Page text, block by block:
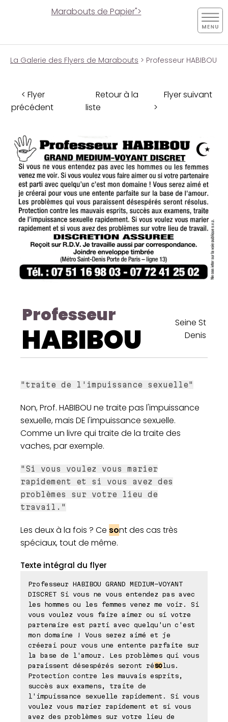
Marabouts de Papier">
La Galerie des Flyers de Marabouts > Professeur HABIBOU
< Flyer
précédent
Retour à la
liste
Flyer suivant
>
Professeur
HABIBOU
Seine St
Denis
"traite de l'impuissance sexuelle"
Non, Prof. HABIBOU ne traite pas l'impuissance
sexuelle, mais DE l'impuissance sexuelle.
Comme un livre qui traite de la traite des
vaches, par exemple.
"Si vous voulez vous marier
rapidement et si vous avez des
problèmes sur votre lieu de
travail."
Les deux à la fois ? Ce sont des cas très
spéciaux, tout de même.
Texte intégral du flyer
Professeur HABIBOU GRAND MEDIUM-VOYANT
DISCRET Si vous ne vous entendez pas avec
les hommes ou les femmes venez me voir. Si
vous voulez vous faire aimer ou si votre
partenaire est parti avec quelqu'un c'est
mon domaine ! Vous serez aimé et je
créerai pour vous une entente parfaite sur
la base de l'amour. Les problèmes qui vous
paraissent désespérés seront résolus.
Protection contre les mauvais esprits,
succès aux examens, traite de
l'impuissance sexuelle rapidement. Si vous
voulez vous marier rapidement et si vous
avez des problèmes sur votre lieu de